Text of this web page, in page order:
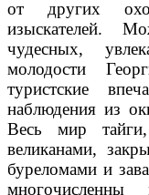
от других
изыскателей.
чудесных,
молодости
туристские
наблюдения из
Весь мир
великанами,
буреломами и